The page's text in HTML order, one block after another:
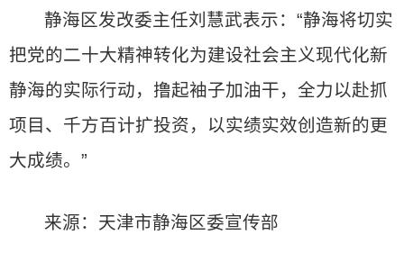
静海区发改委主任刘慧武表示：“静海将切实
把党的二十大精神转化为建设社会主义现代化新
静海的实际行动，撸起袖子加油干，全力以赴抓
项目、千方百计扩投资，以实绩实效创造新的更
大成绩。”
来源：天津市静海区委宣传部